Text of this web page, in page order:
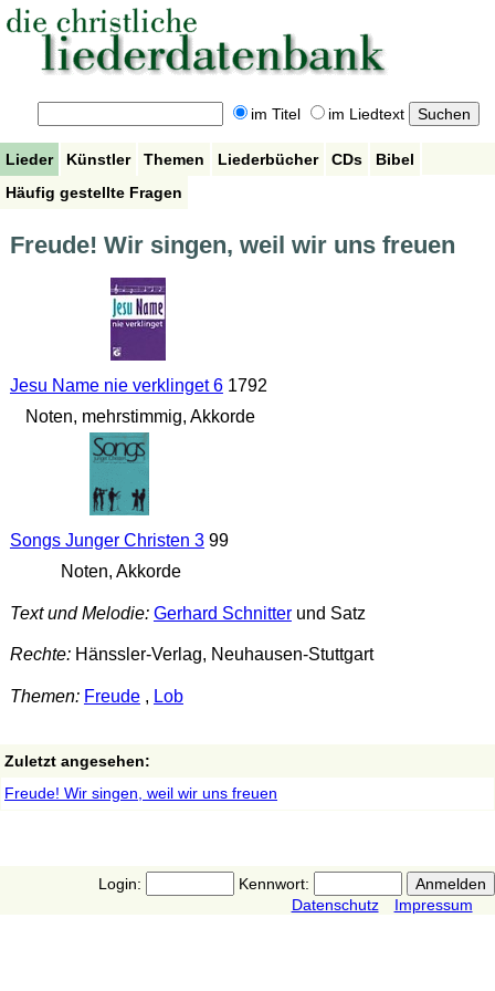
im Titel im Liedtext
Lieder Künstler Themen Liederbücher CDs
Bibel
Häufig gestellte Fragen
Freude! Wir singen, weil wir uns freuen
Jesu Name nie verklinget 61792
Noten, mehrstimmig, Akkorde
Songs Junger Christen 399
Noten, Akkorde
Text und Melodie: Gerhard Schnitterund Satz
Rechte:Hänssler-Verlag, Neuhausen-Stuttgart
Themen: Freude, Lob
Zuletzt angesehen:
Freude! Wir singen, weil wir uns freuen
Login:
Kennwort:
Datenschutz
Impressum